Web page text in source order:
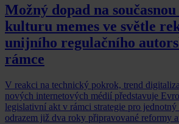
Možný dopad na
kulturu memes ve světle
unijního regulačního
rámce
V reakci na technický pokrok, trend
nových internetových médií představuje
legislativní akt v rámci strategie pro
odrazem již dva roky připravované reformy